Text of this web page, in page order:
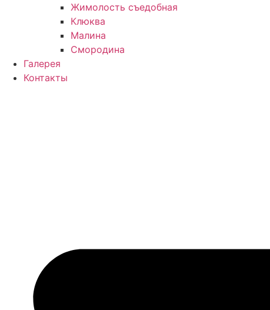
Жимолость съедобная
Клюква
Малина
Смородина
Галерея
Контакты